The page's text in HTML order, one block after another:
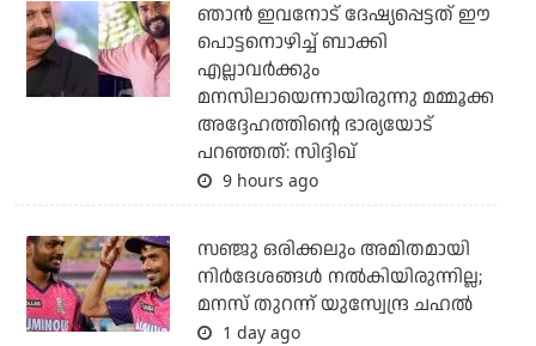
ഞാന്‍ ഇവനോട് ദേഷ്യപ്പെട്ടത് ഈ
പൊട്ടനൊഴിച്ച് ബാക്കി
എല്ലാവര്‍ക്കും
മനസിലായെന്നായിരുന്നു മമ്മൂക്ക
അദ്ദേഹത്തിന്റെ ഭാര്യയോട്
പറഞ്ഞത്: സിദ്ദിഖ്
9 hours ago
സഞ്ജു ഒരിക്കലും അമിതമായി
നിര്‍ദേശങ്ങള്‍ നല്‍കിയിരുന്നില്ല;
മനസ് തുറന്ന് യുസ്വേന്ദ്ര ചഹല്‍
1 day ago